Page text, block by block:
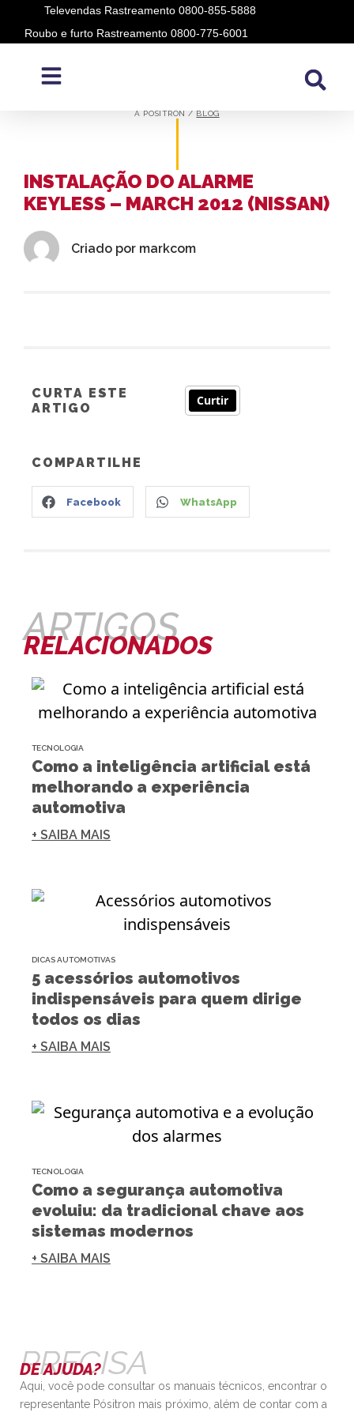
Televendas Rastreamento 0800-855-5888
Roubo e furto Rastreamento 0800-775-6001
A PÓSITRON / BLOG
INSTALAÇÃO DO ALARME
KEYLESS – MARCH 2012 (NISSAN)
Criado por markcom
CURTA ESTE
ARTIGO
Curtir
COMPARTILHE
Facebook WhatsApp
ARTIGOS
RELACIONADOS
TECNOLOGIA
Como a inteligência artificial está
melhorando a experiência
automotiva
+ SAIBA MAIS
DICAS AUTOMOTIVAS
5 acessórios automotivos
indispensáveis para quem dirige
todos os dias
+ SAIBA MAIS
TECNOLOGIA
Como a segurança automotiva
evoluiu: da tradicional chave aos
sistemas modernos
+ SAIBA MAIS
PRECISA
DE AJUDA?
Aqui, você pode consultar os manuais técnicos, encontrar o
representante Pósitron mais próximo, além de contar com a